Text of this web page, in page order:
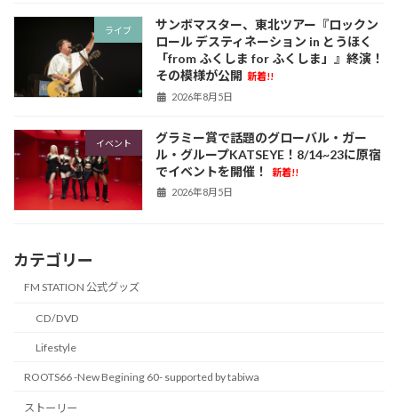
ライブ
サンボマスター、東北ツアー『ロックン
ロール デスティネーション in とうほく
「from ふくしま for ふくしま」』終演！
その模様が公開 新着!!
2026年8月5日
イベント
グラミー賞で話題のグローバル・ガー
ル・グループKATSEYE！8/14~23に原宿
でイベントを開催！
新着!!
2026年8月5日
カテゴリー
FM STATION 公式グッズ
CD/DVD
Lifestyle
ROOTS66 -New Begining 60- supported by tabiwa
ストーリー